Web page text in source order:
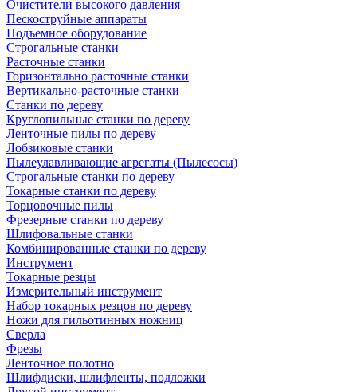
Очистители высокого давления
Пескоструйные аппараты
Подъемное оборудование
Строгальные станки
Расточные станки
Горизонтально расточные станки
Вертикально-расточные станки
Станки по дереву
Круглопильные станки по дереву
Ленточные пилы по дереву
Лобзиковые станки
Пылеулавливающие агрегаты (Пылесосы)
Строгальные станки по дереву
Токарные станки по дереву
Торцовочные пилы
Фрезерные станки по дереву
Шлифовальные станки
Комбинированные станки по дереву
Инструмент
Токарные резцы
Измерительный инструмент
Набор токарных резцов по дереву
Ножи для гильотинных ножниц
Сверла
Фрезы
Ленточное полотно
Шлифдиски, шлифленты, подложки